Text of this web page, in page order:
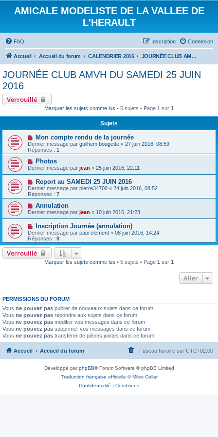
AMICALE MODELISTE DE LA VALLEE DE
L'HERAULT
FAQ Connexion
Inscription
Accueil Accueil du forum CALENDRIER 2016 JOURNÉE CLUB AMVH DU SAMEDI 25 JUIN 2016
JOURNÉE CLUB AMVH DU SAMEDI 25 JUIN
2016
Verrouillé
Marquer les sujets comme lus • 5 sujets • Page 1 sur 1
Sujets
Mon compte rendu de la journée
Dernier message par guilhem bougette « 27 juin 2016, 08:59
Réponses : 1
Photos
Dernier message par jean « 25 juin 2016, 22:11
Report au SAMEDI 25 JUIN 2016
Dernier message par pierre34700 « 24 juin 2016, 08:52
Réponses : 7
Annulation
Dernier message par jean « 10 juin 2016, 21:23
Inscription Journée (annulation)
Dernier message par papi clement « 08 juin 2016, 14:24
Réponses : 8
Verrouillé
Marquer les sujets comme lus • 5 sujets • Page 1 sur 1
Aller
PERMISSIONS DU FORUM
Vous ne pouvez pas publier de nouveaux sujets dans ce forum
Vous ne pouvez pas répondre aux sujets dans ce forum
Vous ne pouvez pas modifier vos messages dans ce forum
Vous ne pouvez pas supprimer vos messages dans ce forum
Vous ne pouvez pas transférer de pièces jointes dans ce forum
Accueil Accueil du forum Fuseau horaire sur UTC+02:00
Développé parphpBB® Forum Software © phpBB Limited
Traduction française officielle ©Miles Cellar
Confidentialité | Conditions